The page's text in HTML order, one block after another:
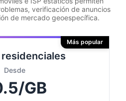
verificación de anuncios
de mercado geoespecífica.
Desde
GB
Más popular